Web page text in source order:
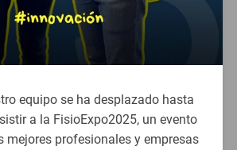
equipo se ha desplazado hasta
a la FisioExpo2025, un evento
mejores profesionales y empresas